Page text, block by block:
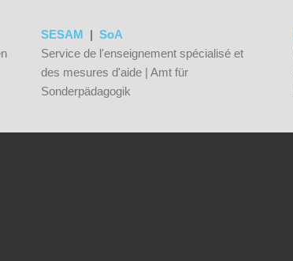
SESAM | SoA
Service de l'enseignement spécialisé et
des mesures d'aide | Amt für
Sonderpädagogik